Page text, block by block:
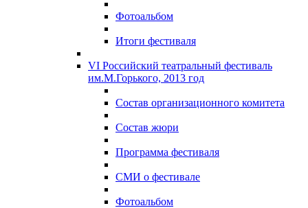
Фотоальбом
Итоги фестиваля
VI Российский театральный фестиваль
им.М.Горького, 2013 год
Состав организационного комитета
Состав жюри
Программа фестиваля
СМИ о фестивале
Фотоальбом